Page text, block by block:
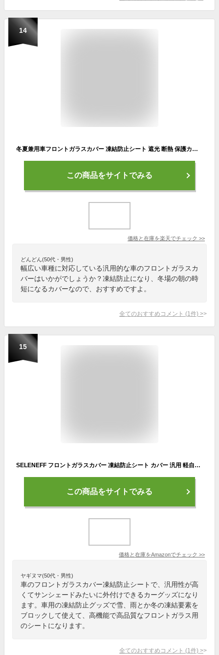
14
冬夏兼用車フロントガラスカバー 凍結防止シート 遮光 断熱 保護カバー スノーシェード/サンシェード 150cm×95cm 汎用 冬場の朝の時短に MOT-SFC2314
この商品をサイトでみる
価格と在庫を楽天でチェック >>
どんどん(50代・男性)
幅広い車種に対応している汎用的な車のフロントガラスカ
バーはいかがでしょうか？凍結防止になり、冬場の朝の時
短になるカバーなので、おすすめですよ。
全てのおすすめコメント (1 件) >
15
SELENEFF フロントガラスカバー 凍結防止シート カバー 汎用 軽自動車 SUV 凍結防止カバー 車用凍結防止カバー 車 フロントガラス サンシェード 外付け 車用 凍結防止 雨 雪 雹 対策 カーカバー ハーフカーカバー UVカット 日よけ (M)
この商品をサイトでみる
価格と在庫をAmazonでチェック >>
ヤギヌマ(50代・男性)
車のフロントガラスカバー凍結防止シートで、汎用性が高
くてサンシェードみたいに外付けできるカーグッズになり
ます。車用の凍結防止グッズで雪、雨とか冬の凍結要素を
ブロックして使えて、高機能で高品質なフロントガラス用
のシートになります。
全てのおすすめコメント (1 件) >